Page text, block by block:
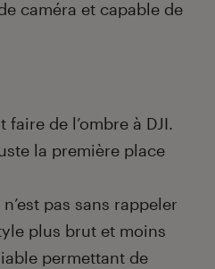
caméra et capable de
de l’ombre à DJI.
la première place
pas sans rappeler
plus brut et moins
permettant de